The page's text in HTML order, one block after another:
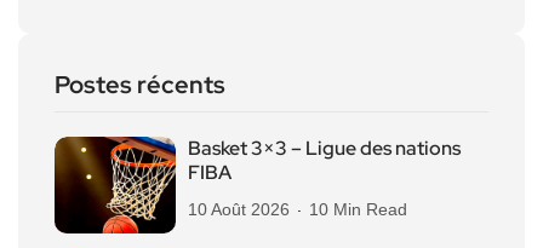
Postes récents
Basket 3×3 – Ligue des nations
FIBA
10 Août 2026 10 Min Read